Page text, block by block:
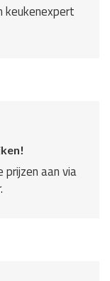
keukenexpert
prijzen aan via